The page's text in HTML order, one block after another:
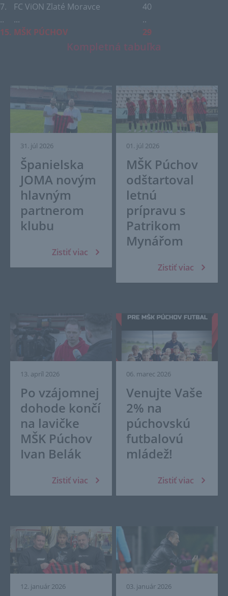
7.
FC ViON Zlaté Moravce
40
..
...
..
15. MŠK PÚCHOV 29
Kompletná tabuľka
31. júl 2026
Španielska
JOMA novým
hlavným
partnerom
klubu
Zistiť viac
01. júl 2026
MŠK Púchov
odštartoval
letnú
prípravu s
Patrikom
Mynářom
Zistiť viac
13. apríl 2026
Po vzájomnej
dohode končí
na lavičke
MŠK Púchov
Ivan Belák
Zistiť viac
06. marec 2026
Venujte Vaše
2% na
púchovskú
futbalovú
mládež!
Zistiť viac
12. január 2026 03. január 2026